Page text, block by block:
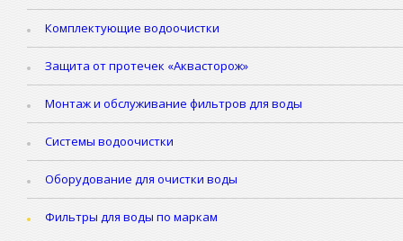
Комплектующие водоочистки
Защита от протечек «Аквасторож»
Монтаж и обслуживание фильтров для воды
Системы водоочистки
Оборудование для очистки воды
Фильтры для воды по маркам